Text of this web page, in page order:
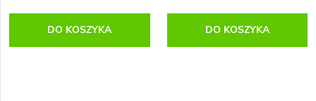
DO KOSZYKA DO KOSZYKA